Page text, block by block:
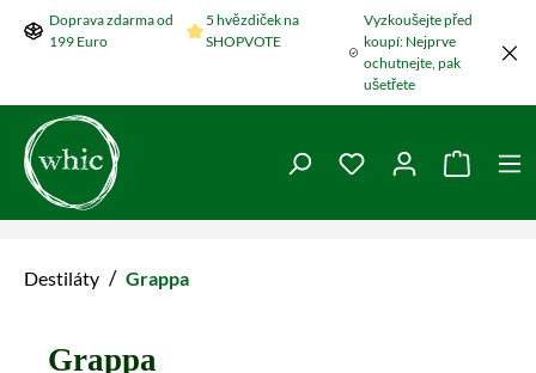
Přeskočit na hlavní obsah
Doprava zdarma od
199 Euro
5 hvězdiček na
SHOPVOTE
Vyzkoušejte před
koupí: Nejprve
ochutnejte, pak
ušetřete
Máte 0 položky v
Destiláty / Grappa
Grappa